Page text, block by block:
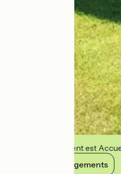
Cet établissement est
Voir ses engagements